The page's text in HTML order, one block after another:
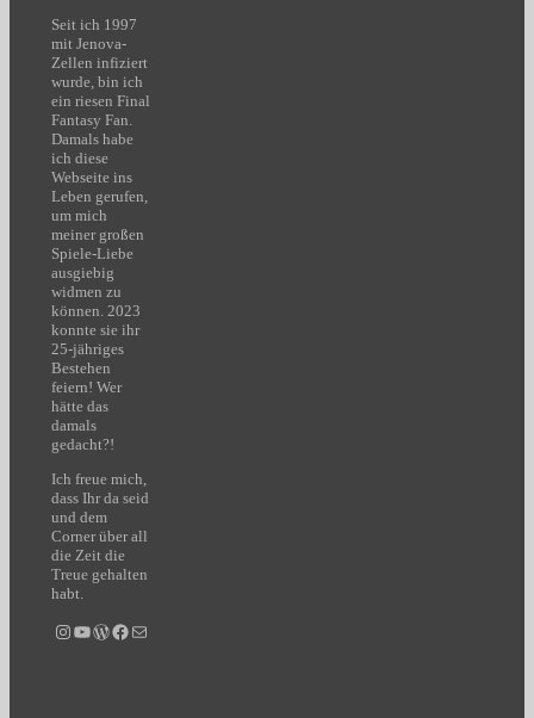
Seit ich 1997
mit Jenova-
Zellen infiziert
wurde, bin ich
ein riesen Final
Fantasy Fan.
Damals habe
ich diese
Webseite ins
Leben gerufen,
um mich
meiner großen
Spiele-Liebe
ausgiebig
widmen zu
können. 2023
konnte sie ihr
25-jähriges
Bestehen
feiern! Wer
hätte das
damals
gedacht?!
Ich freue mich,
dass Ihr da seid
und dem
Corner über all
die Zeit die
Treue gehalten
habt.
Instagram
YouTube
WordPress
Facebook
E-Mail